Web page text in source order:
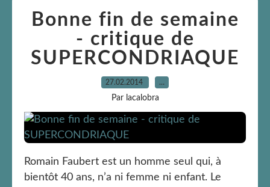
Bonne fin de semaine
- critique de
SUPERCONDRIAQUE
27.02.2014 …
Par lacalobra
Romain Faubert est un homme seul qui, à
bientôt 40 ans, n’a ni femme ni enfant. Le